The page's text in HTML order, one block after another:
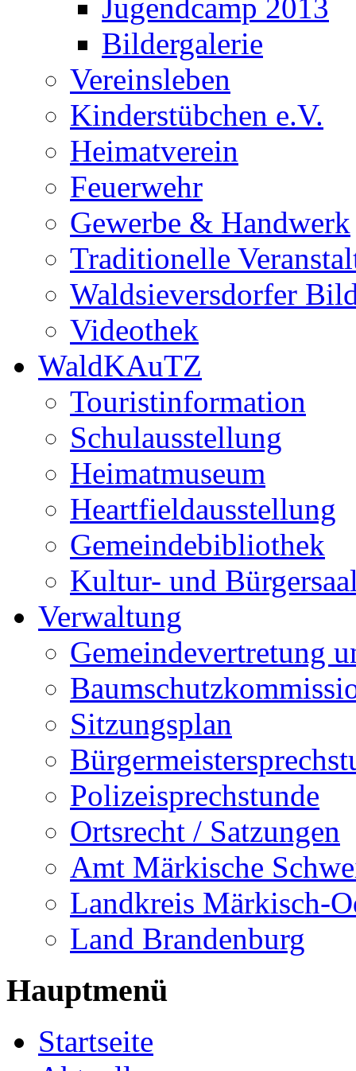
Jugendcamp 2013
Bildergalerie
Vereinsleben
Kinderstübchen e.V.
Heimatverein
Feuerwehr
Gewerbe & Handwerk
Traditionelle
Waldsieversdorfer
Videothek
WaldKAuTZ
Touristinformation
Schulausstellung
Heimatmuseum
Heartfieldausstellung
Gemeindebibliothek
Kultur- und
Verwaltung
Gemeindevertretung
Sitzungsplan
Polizeisprechstunde
Ortsrecht / Satzungen
Amt Märkische
Landkreis Märkisch-
Land Brandenburg
Hauptmenü
Startseite